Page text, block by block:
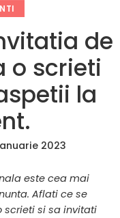
de
o scrieti
la
2023
este cea mai
Aflati ce se
scrieti si sa invitati